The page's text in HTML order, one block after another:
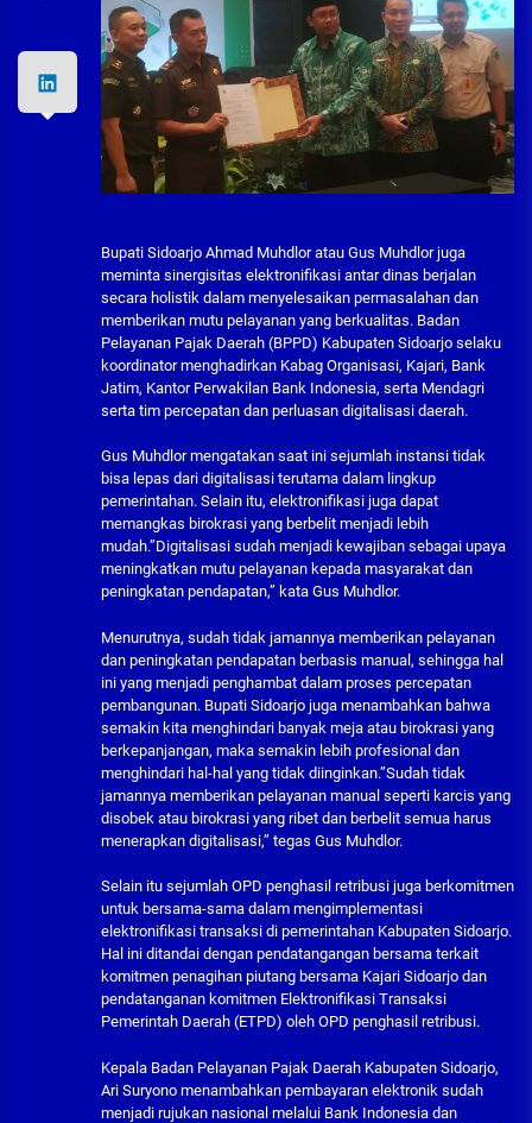
Bupati Sidoarjo Ahmad Muhdlor atau Gus Muhdlor juga
meminta sinergisitas elektronifikasi antar dinas berjalan
secara holistik dalam menyelesaikan permasalahan dan
memberikan mutu pelayanan yang berkualitas. Badan
Pelayanan Pajak Daerah (BPPD) Kabupaten Sidoarjo selaku
koordinator menghadirkan Kabag Organisasi, Kajari, Bank
Jatim, Kantor Perwakilan Bank Indonesia, serta Mendagri
serta tim percepatan dan perluasan digitalisasi daerah.
Gus Muhdlor mengatakan saat ini sejumlah instansi tidak
bisa lepas dari digitalisasi terutama dalam lingkup
pemerintahan. Selain itu, elektronifikasi juga dapat
memangkas birokrasi yang berbelit menjadi lebih
mudah.”Digitalisasi sudah menjadi kewajiban sebagai upaya
meningkatkan mutu pelayanan kepada masyarakat dan
peningkatan pendapatan,” kata Gus Muhdlor.
Menurutnya, sudah tidak jamannya memberikan pelayanan
dan peningkatan pendapatan berbasis manual, sehingga hal
ini yang menjadi penghambat dalam proses percepatan
pembangunan. Bupati Sidoarjo juga menambahkan bahwa
semakin kita menghindari banyak meja atau birokrasi yang
berkepanjangan, maka semakin lebih profesional dan
menghindari hal-hal yang tidak diinginkan.”Sudah tidak
jamannya memberikan pelayanan manual seperti karcis yang
disobek atau birokrasi yang ribet dan berbelit semua harus
menerapkan digitalisasi,” tegas Gus Muhdlor.
Selain itu sejumlah OPD penghasil retribusi juga berkomitmen
untuk bersama-sama dalam mengimplementasi
elektronifikasi transaksi di pemerintahan Kabupaten Sidoarjo.
Hal ini ditandai dengan pendatangangan bersama terkait
komitmen penagihan piutang bersama Kajari Sidoarjo dan
pendatanganan komitmen Elektronifikasi Transaksi
Pemerintah Daerah (ETPD) oleh OPD penghasil retribusi.
Kepala Badan Pelayanan Pajak Daerah Kabupaten Sidoarjo,
Ari Suryono menambahkan pembayaran elektronik sudah
menjadi rujukan nasional melalui Bank Indonesia dan